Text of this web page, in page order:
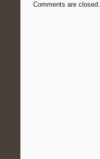
Comments are closed.